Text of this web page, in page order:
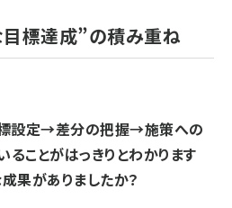
標達成”の積み重ね
設定→差分の把握→施策への
ことがはっきりとわかります
果がありましたか？